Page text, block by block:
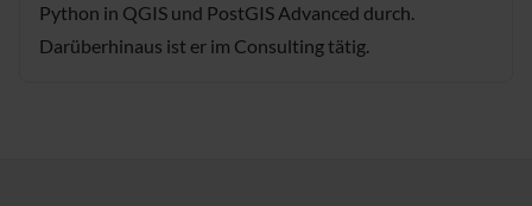
Python in QGIS und PostGIS Advanced durch.
Darüberhinaus ist er im Consulting tätig.